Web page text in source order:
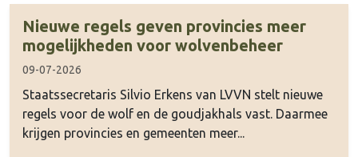
Nieuwe regels geven provincies meer
mogelijkheden voor wolvenbeheer
09-07-2026
Staatssecretaris Silvio Erkens van LVVN stelt nieuwe
regels voor de wolf en de goudjakhals vast. Daarmee
krijgen provincies en gemeenten meer...